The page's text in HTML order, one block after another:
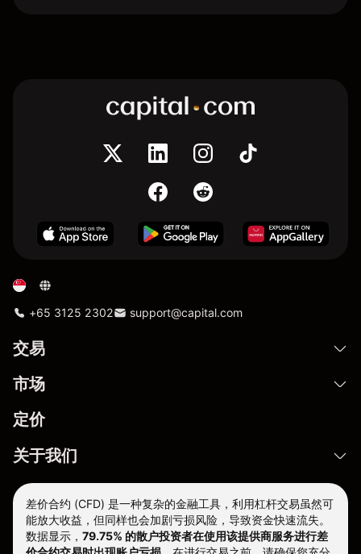
+65 3125 2302 support@capital.com
交易
市场
定价
关于我们
差价合约 (CFD) 是一种复杂的金融工具，利用杠杆交易虽然可
能放大收益，但同样也会加剧亏损风险，导致资金快速流失。
数据显示， 79.75% 的散户投资者在使用该提供商服务进行差